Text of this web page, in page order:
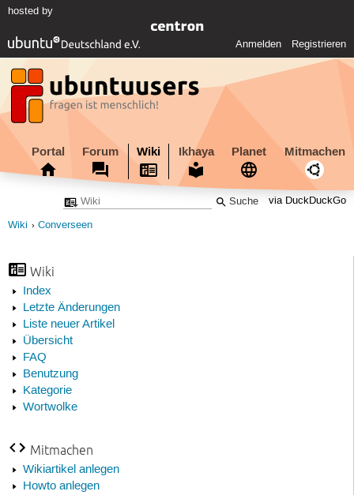
hosted by
Anmelden Registrieren
Portal Forum Wiki Ikhaya Planet Mitmachen
via DuckDuckGo
Wiki Converseen
Wiki
Index
Letzte Änderungen
Liste neuer Artikel
Übersicht
FAQ
Benutzung
Kategorie
Wortwolke
Mitmachen
Wikiartikel anlegen
Howto anlegen